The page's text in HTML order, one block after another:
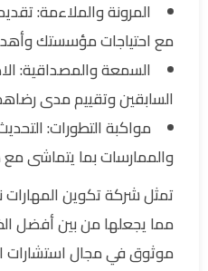
المرونة والملاءمة:
مع احتياجات مؤسستك
السمعة والمصداقية:
السابقين وتقييم مدى
مواكبة التطورات:
والممارسات بما يتماشى
تمثل شركة تكوين المهارات
مما يجعلها من بين أفضل
موثوق في مجال استشارات